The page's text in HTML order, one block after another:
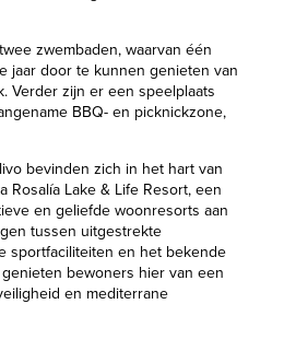
zwembaden, waarvan één
jaar door te kunnen genieten van
Verder zijn er een speelplaats
BBQ- en picknickzone,
bevinden zich in het hart van
Rosalía Lake & Life Resort, een
en geliefde woonresorts aan
tussen uitgestrekte
sportfaciliteiten en het bekende
bewoners hier van een
en mediterrane